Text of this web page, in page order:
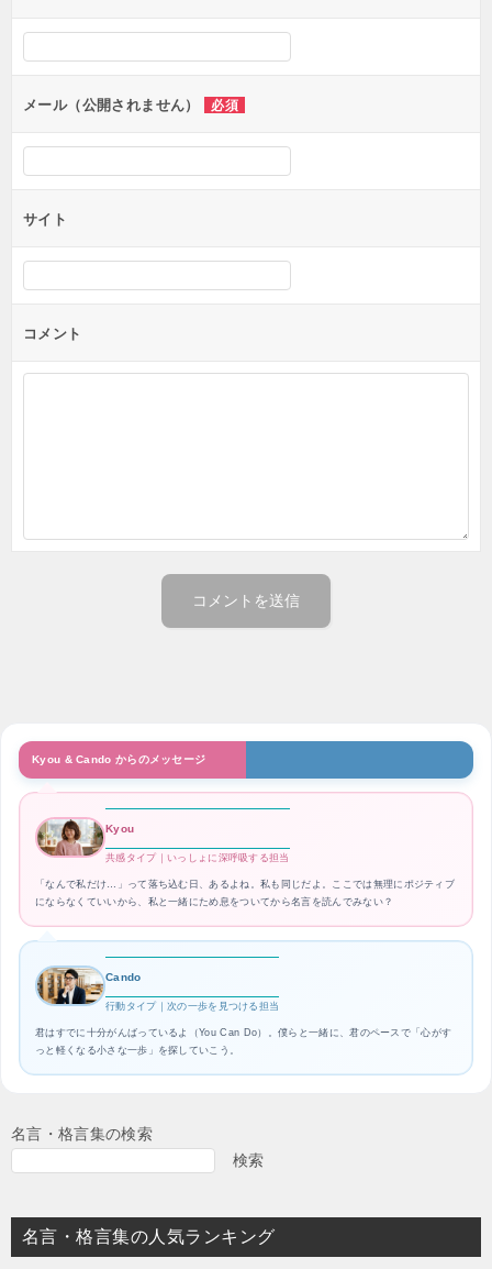
メール（公開されません） 必須
サイト
コメント
Kyou & Cando からのメッセージ
Kyou
共感タイプ｜いっしょに深呼吸する担当
「なんで私だけ…」って落ち込む日、あるよね。私も同じだよ。ここでは無理にポジティブ
にならなくていいから、私と一緒にため息をついてから名言を読んでみない？
Cando
行動タイプ｜次の一歩を見つける担当
君はすでに十分がんばっているよ（You Can Do）。僕らと一緒に、君のペースで「心がす
っと軽くなる小さな一歩」を探していこう。
名言・格言集の検索
検索
名言・格言集の人気ランキング